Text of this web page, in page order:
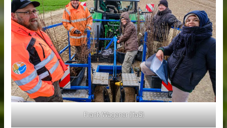
Frank Wagener (IfaS)